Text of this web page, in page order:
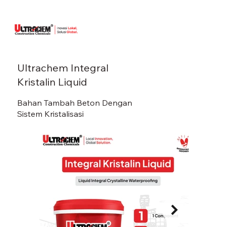
Ultrachem Integral
Kristalin Liquid
Bahan Tambah Beton Dengan
Sistem Kristalisasi